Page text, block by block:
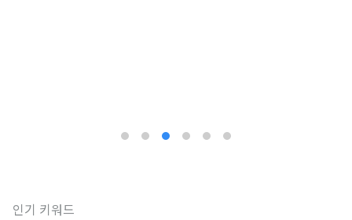
인기 키워드